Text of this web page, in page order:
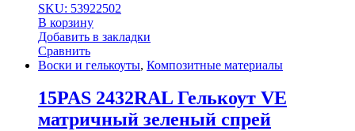
SKU: 53922502
В корзину
Добавить в закладки
Сравнить
Воски и гелькоуты, Композитные материалы
15PAS 2432RAL Гелькоут VE
матричный зеленый спрей